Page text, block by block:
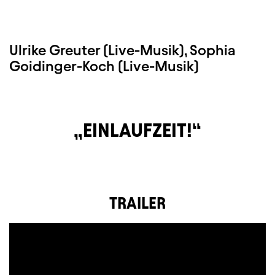
Ulrike Greuter (Live-Musik), Sophia
Goidinger-Koch (Live-Musik)
EINLAUFZEIT!
TRAILER